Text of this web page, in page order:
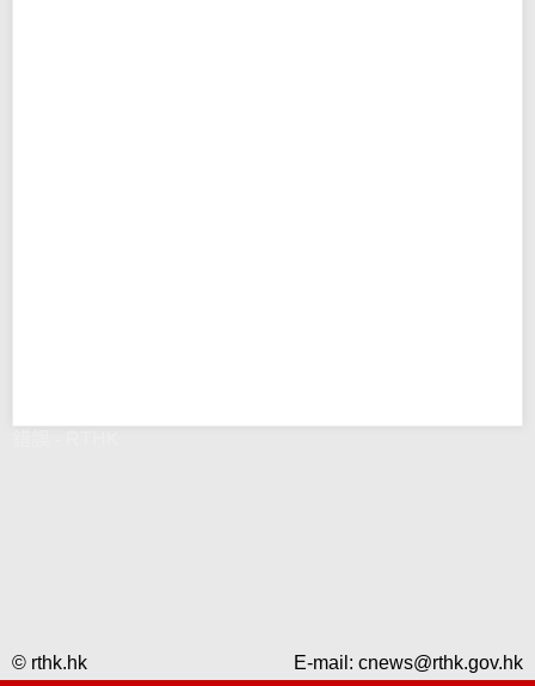
© rthk.hk E-mail: cnews@rthk.gov.hk